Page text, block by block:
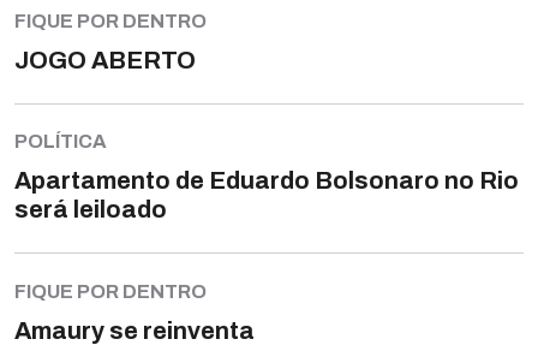
FIQUE POR DENTRO
JOGO ABERTO
POLÍTICA
Apartamento de Eduardo Bolsonaro no Rio
será leiloado
FIQUE POR DENTRO
Amaury se reinventa